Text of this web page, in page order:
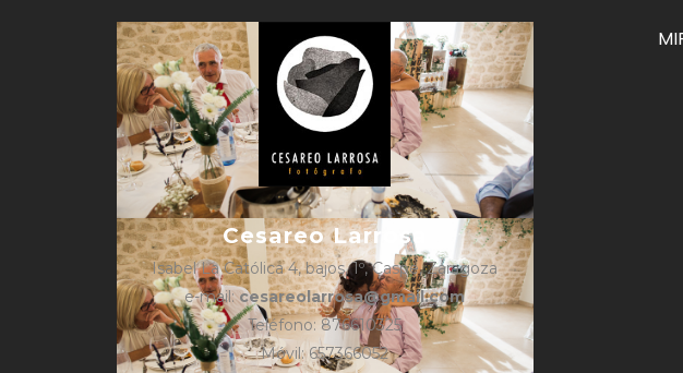
Cesareo Larrosa
Isabel La Católica 4, bajos, 1º, Caspe, Zaragoza
e-mail:cesareolarrosa@gmail.com
Teléfono: 876610325
Móvil: 657366052